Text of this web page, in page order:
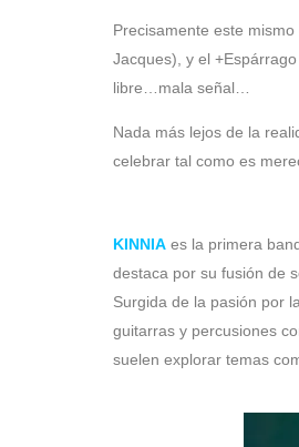
Precisamente este
Jacques), y el
libre…mala señal…
Nada más lejos de la
celebrar tal como es
KINNIA es la primera
destaca por su fusión de
Surgida de la pasión por
guitarras y percusiones
suelen explorar temas